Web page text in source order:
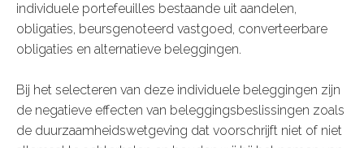
individuele portefeuilles bestaande uit aandelen,
obligaties, beursgenoteerd vastgoed, converteerbare
obligaties en alternatieve beleggingen.
Bij het selecteren van deze individuele beleggingen zijn
de negatieve effecten van beleggingsbeslissingen zoals
de duurzaamheidswetgeving dat voorschrijft niet of niet